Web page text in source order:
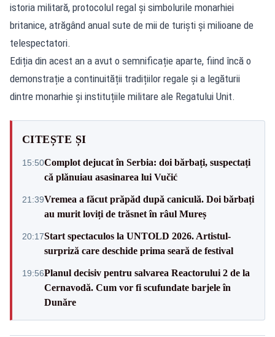
istoria militară, protocolul regal și simbolurile monarhiei
britanice, atrăgând anual sute de mii de turiști și milioane de
telespectatori.
Ediția din acest an a avut o semnificație aparte, fiind încă o
demonstrație a continuității tradițiilor regale și a legăturii
dintre monarhie și instituțiile militare ale Regatului Unit.
CITEȘTE ȘI
15:50Complot dejucat în Serbia: doi bărbați, suspectați
că plănuiau asasinarea lui Vučić
21:39Vremea a făcut prăpăd după caniculă. Doi bărbați
au murit loviți de trăsnet în râul Mureș
20:17Start spectaculos la UNTOLD 2026. Artistul-
surpriză care deschide prima seară de festival
19:56Planul decisiv pentru salvarea Reactorului 2 de la
Cernavodă. Cum vor fi scufundate barjele în
Dunăre